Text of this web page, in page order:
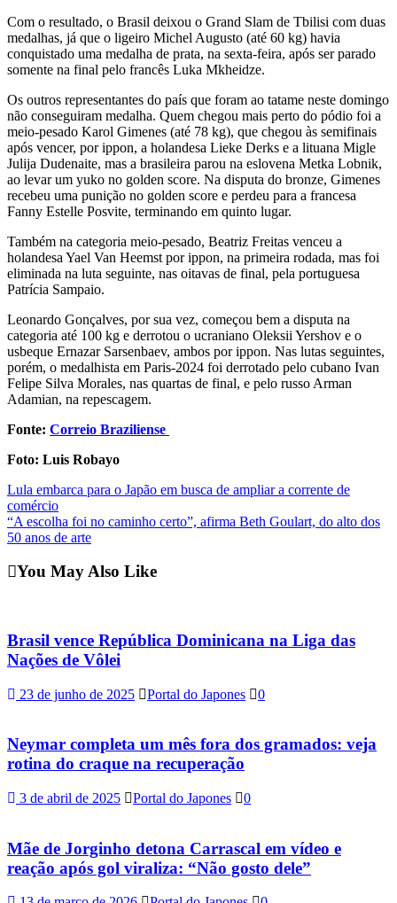
Com o resultado, o Brasil deixou o Grand Slam de Tbilisi com duas
medalhas, já que o ligeiro Michel Augusto (até 60 kg) havia
conquistado uma medalha de prata, na sexta-feira, após ser parado
somente na final pelo francês Luka Mkheidze.
Os outros representantes do país que foram ao tatame neste domingo
não conseguiram medalha. Quem chegou mais perto do pódio foi a
meio-pesado Karol Gimenes (até 78 kg), que chegou às semifinais
após vencer, por ippon, a holandesa Lieke Derks e a lituana Migle
Julija Dudenaite, mas a brasileira parou na eslovena Metka Lobnik,
ao levar um yuko no golden score. Na disputa do bronze, Gimenes
recebeu uma punição no golden score e perdeu para a francesa
Fanny Estelle Posvite, terminando em quinto lugar.
Também na categoria meio-pesado, Beatriz Freitas venceu a
holandesa Yael Van Heemst por ippon, na primeira rodada, mas foi
eliminada na luta seguinte, nas oitavas de final, pela portuguesa
Patrícia Sampaio.
Leonardo Gonçalves, por sua vez, começou bem a disputa na
categoria até 100 kg e derrotou o ucraniano Oleksii Yershov e o
usbeque Ernazar Sarsenbaev, ambos por ippon. Nas lutas seguintes,
porém, o medalhista em Paris-2024 foi derrotado pelo cubano Ivan
Felipe Silva Morales, nas quartas de final, e pelo russo Arman
Adamian, na repescagem.
Fonte: Correio Braziliense
Foto: Luis Robayo
Post
navigation
Lula embarca para o Japão em busca de ampliar a corrente de
comércio
“A escolha foi no caminho certo”, afirma Beth Goulart, do alto dos
50 anos de arte
You May Also Like
Brasil vence República Dominicana na Liga das
Nações de Vôlei
23 de junho de 2025 Portal do Japones 0
Neymar completa um mês fora dos gramados: veja
rotina do craque na recuperação
3 de abril de 2025 Portal do Japones 0
Mãe de Jorginho detona Carrascal em vídeo e
reação após gol viraliza: “Não gosto dele”